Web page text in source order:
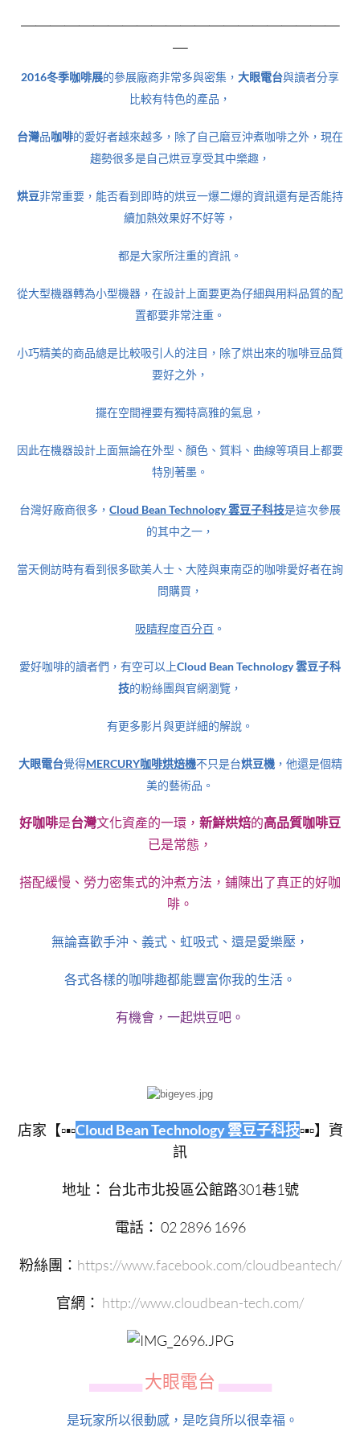
2016冬季咖啡展的參展廠商非常多與密集， 大眼電台與讀者分享
比較有特色的產品，
台灣品咖啡的愛好者越來越多，除了自己磨豆沖煮咖啡之外，現在
趨勢很多是自己烘豆享受其中樂趣，
烘豆非常重要，能否看到即時的烘豆一爆二爆的資訊還有是否能持
續加熱效果好不好等，
都是大家所注重的資訊。
從大型機器轉為小型機器，在設計上面要更為仔細與用料品質的配
置都要非常注重。
小巧精美的商品總是比較吸引人的注目，除了烘出來的咖啡豆品質
要好之外，
擺在空間裡要有獨特高雅的氣息，
因此在機器設計上面無論在外型、顏色、質料、曲線等項目上都要
特別著墨。
台灣好廠商很多， Cloud Bean Technology 雲豆子科技是這次參展
的其中之一，
當天側訪時有看到很多歐美人士、大陸與東南亞的咖啡愛好者在詢
問購買，
吸睛程度百分百 。
愛好咖啡的讀者們，有空可以上Cloud Bean Technology 雲豆子科
技的粉絲團與官網瀏覽，
有更多影片與更詳細的解說。
大眼電台覺得MERCURY咖啡烘焙機不只是台烘豆機，他還是個精
美的藝術品。
好咖啡是台灣文化資產的一環， 新鮮烘焙的高品質咖啡豆
已是常態，
搭配緩慢、勞力密集式的沖煮方法，鋪陳出了真正的好咖
啡。
無論喜歡手沖、義式、虹吸式、還是愛樂壓，
各式各樣的咖啡趣都能豐富你我的生活。
有機會，一起烘豆吧。
店家【▫▪▫Cloud Bean Technology 雲豆子科技▫▪▫】資
訊
地址： 台北市北投區公館路301巷1號
電話： 02 2896 1696
粉絲團： https://www.facebook.com/cloudbeantech/
官網： http://www.cloudbean-tech.com/
▄▄▄▄▄▄ 大眼電台 ▄▄▄▄▄▄
是玩家所以很動感，是吃貨所以很幸福。